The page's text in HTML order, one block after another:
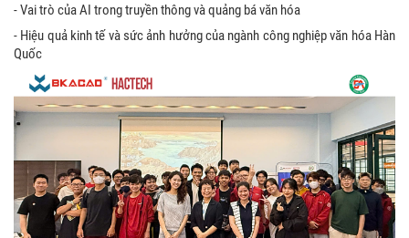
- Vai trò của AI trong truyền thông và quảng bá văn hóa
- Hiệu quả kinh tế và sức ảnh hưởng của ngành công nghiệp văn hóa Hàn
Quốc